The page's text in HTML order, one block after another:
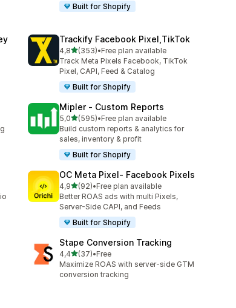
Built for Shopify
Trackify Facebook Pixel,TikTok
4,8/ 5 tähteä
(353)
353 arvostelua yhteensä
•Free plan available
Track Meta Pixels Facebook, TikTok
Pixel, CAPI, Feed & Catalog
Built for Shopify
Mipler ‑ Custom Reports
5,0/ 5 tähteä
(595)
595 arvostelua yhteensä
•Free plan available
Build custom reports & analytics for
sales, inventory & profit
Built for Shopify
OC Meta Pixel‑ Facebook Pixels
4,9/ 5 tähteä
(92)
92 arvostelua yhteensä
•Free plan available
Better ROAS ads with multi Pixels,
Server-Side CAPI, and Feeds
Built for Shopify
Stape Conversion Tracking
4,4/ 5 tähteä
(37)
37 arvostelua yhteensä
•Free
Maximize ROAS with server-side GTM
conversion tracking